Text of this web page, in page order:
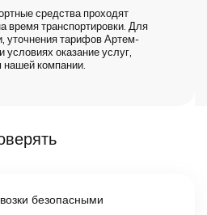
средства проходят
время транспортировки. Для
уточнения тарифов Артем-
условиях оказание услуг,
компании.
безопасными